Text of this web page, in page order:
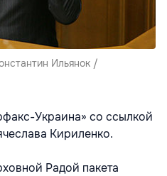
Ильянок /
Украина» со ссылкой
Кириленко.
Радой пакета